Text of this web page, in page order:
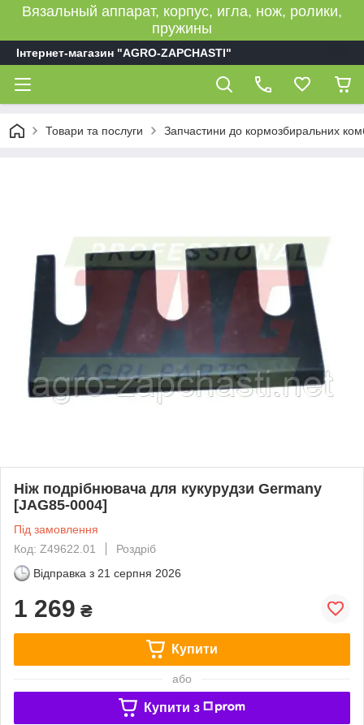
Вязальный аппарат, корпус, игла, нож, ролики,
пружины
Інтернет-магазин "AGRO-ZAPCHASTI"
Товари та послуги Запчастини до кормозбиральних
Ніж подрібнювача для кукурудзи Germany
[JAG85-0004]
Під замовлення
Код: Z49622.01
Роздріб
Відправка з 21 серпня 2026
1 269 ₴
Купити
або
Купити з